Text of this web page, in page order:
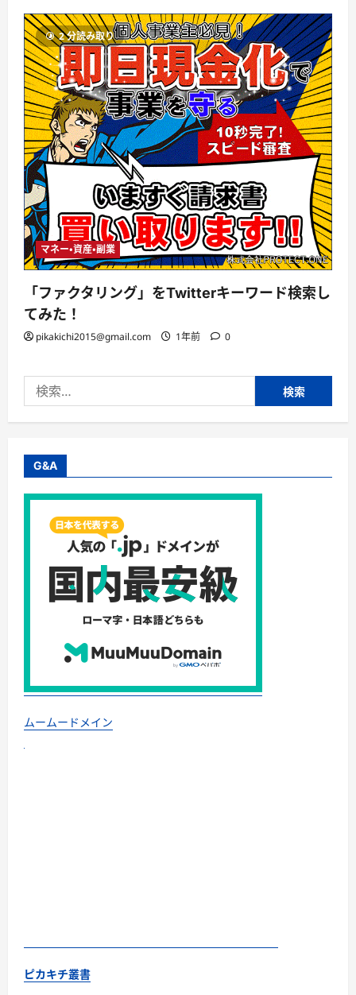
2 分読み取り
マネー・資産・副業
「ファクタリング」をTwitterキーワード検索し
てみた！
pikakichi2015@gmail.com 1年前 0
索:
G&A
ムームードメイン
ピカキチ叢書